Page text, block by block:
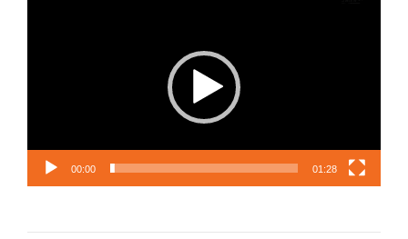
00:00 01:28